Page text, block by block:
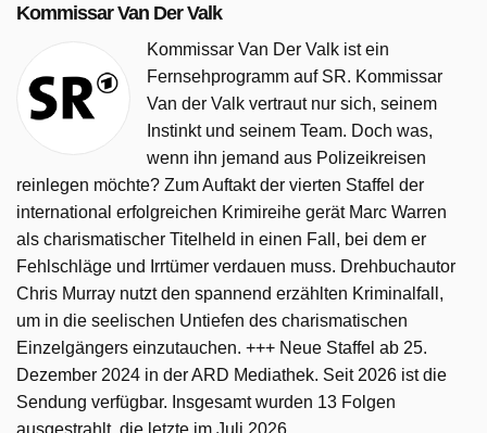
Kommissar Van Der Valk
Kommissar Van Der Valk ist ein
Fernsehprogramm auf SR. Kommissar
Van der Valk vertraut nur sich, seinem
Instinkt und seinem Team. Doch was,
wenn ihn jemand aus Polizeikreisen
reinlegen möchte? Zum Auftakt der vierten Staffel der
international erfolgreichen Krimireihe gerät Marc Warren
als charismatischer Titelheld in einen Fall, bei dem er
Fehlschläge und Irrtümer verdauen muss. Drehbuchautor
Chris Murray nutzt den spannend erzählten Kriminalfall,
um in die seelischen Untiefen des charismatischen
Einzelgängers einzutauchen. +++ Neue Staffel ab 25.
Dezember 2024 in der ARD Mediathek. Seit 2026 ist die
Sendung verfügbar. Insgesamt wurden 13 Folgen
ausgestrahlt, die letzte im Juli 2026.